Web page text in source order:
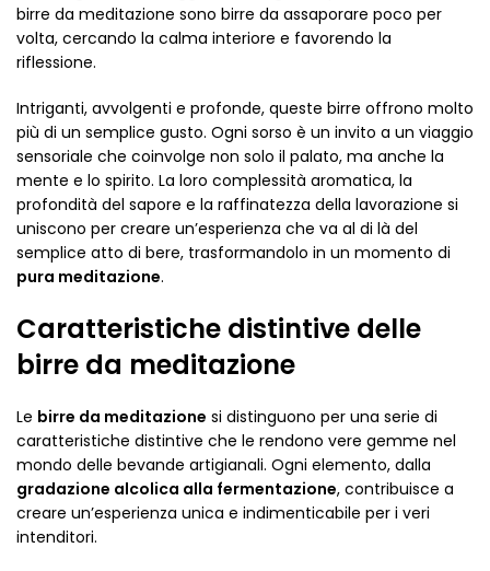
birre da meditazione sono birre da assaporare poco per
volta, cercando la calma interiore e favorendo la
riflessione.
Intriganti, avvolgenti e profonde, queste birre offrono molto
più di un semplice gusto. Ogni sorso è un invito a un viaggio
sensoriale che coinvolge non solo il palato, ma anche la
mente e lo spirito. La loro complessità aromatica, la
profondità del sapore e la raffinatezza della lavorazione si
uniscono per creare un’esperienza che va al di là del
semplice atto di bere, trasformandolo in un momento di
pura meditazione.
Caratteristiche distintive delle
birre da meditazione
Le birre da meditazione si distinguono per una serie di
caratteristiche distintive che le rendono vere gemme nel
mondo delle bevande artigianali. Ogni elemento, dalla
gradazione alcolica alla fermentazione, contribuisce a
creare un’esperienza unica e indimenticabile per i veri
intenditori.